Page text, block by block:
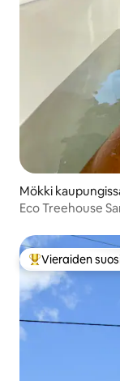
Mökki
Eco Treehouse
Vieraiden
Vieraiden